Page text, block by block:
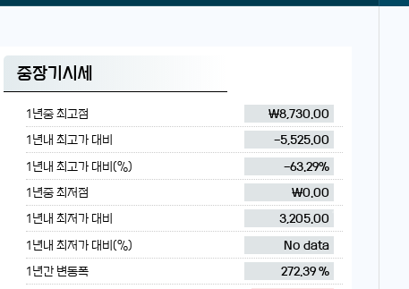
중장기시세
1년중 최고점
₩8,730.00
1년내 최고가 대비
-5,525.00
1년내 최고가 대비(%)
-63.29%
1년중 최저점
₩0.00
1년내 최저가 대비
3,205.00
1년내 최저가 대비(%)
No data
1년간 변동폭
272.39 %